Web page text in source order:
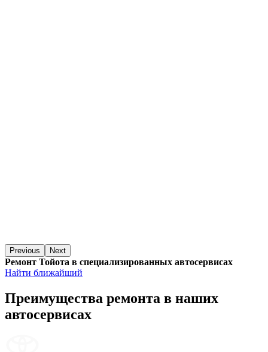
Previous Next
Ремонт Тойота в специализированных автосервисах
Найти ближайший
Преимущества ремонта в наших
автосервисах